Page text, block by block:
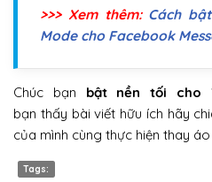
>>> Xem thêm: Cách
Mode cho Facebook
Chúc bạn bật nền tối cho
bạn thấy bài viết hữu ích hãy
của mình cùng thực hiện thay
Tags: